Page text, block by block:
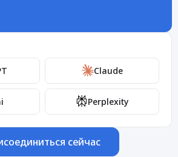
Claude
Perplexity
сейчас